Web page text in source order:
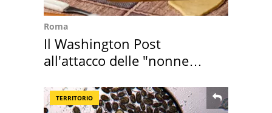
Roma
Il Washington Post
all'attacco delle "nonne
TERRITORIO